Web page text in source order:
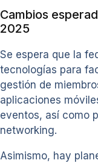
Cambios
2025
Se espera que la
tecnologías para
gestión de
aplicaciones
eventos, así como
networking.
Asimismo, hay